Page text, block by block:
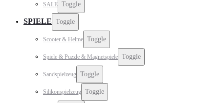
SALE Toggle
SPIELE Toggle
Scooter & Helme Toggle
Spiele & Puzzle & Magnetspiele Toggle
Sandspielzeug Toggle
Silikonspielzeug Toggle